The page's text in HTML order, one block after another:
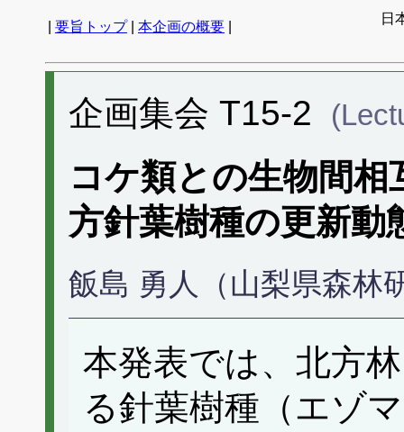
要旨トップ| 本企画の概要
日
企画集会 T15-2
コケ類との生物間
方針葉樹種の更新動
飯島 勇人（山梨県森林
本発表では、北方
る針葉樹種（エゾ